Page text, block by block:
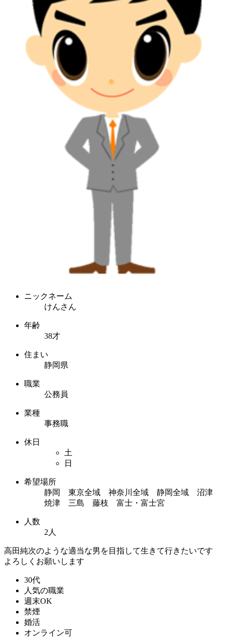
ニックネーム
けんさん
年齢
38才
住まい
静岡県
職業
公務員
業種
事務職
休日
土
日
希望場所
静岡 東京全域 神奈川全域 静岡全域 沼津
焼津 三島 藤枝 富士・富士宮
人数
2人
高田純次のような適当な男を目指して生きて行きたいです
よろしくお願いします
30代
人気の職業
週末OK
禁煙
婚活
オンライン可